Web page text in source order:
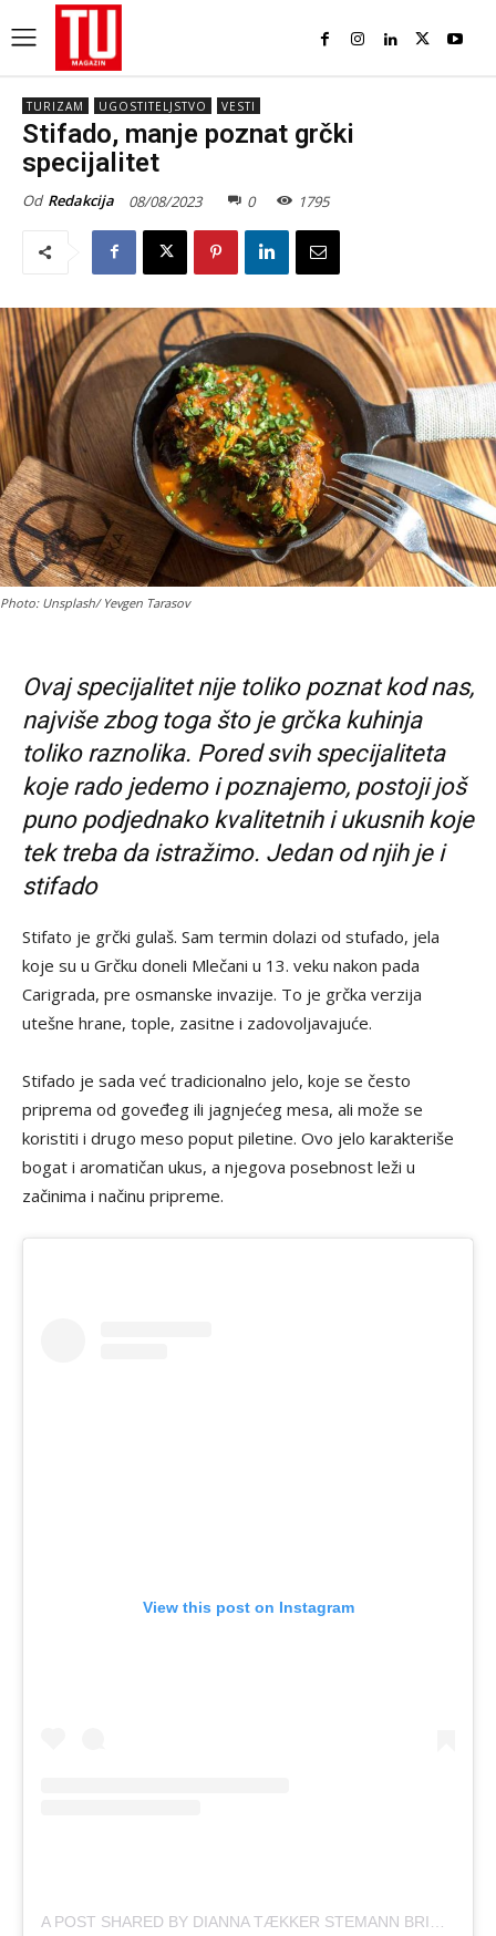
TURIZAM UGOSTITELJSTVO VESTI
Stifado, manje poznat grčki
specijalitet
Od Redakcija 08/08/2023 0 1795
Photo: Unsplash/ Yevgen Tarasov
Ovaj specijalitet nije toliko poznat kod nas,
najviše zbog toga što je grčka kuhinja
toliko raznolika. Pored svih specijaliteta
koje rado jedemo i poznajemo, postoji još
puno podjednako kvalitetnih i ukusnih koje
tek treba da istražimo. Jedan od njih je i
stifado
Stifato je grčki gulaš. Sam termin dolazi od stufado, jela
koje su u Grčku doneli Mlečani u 13. veku nakon pada
Carigrada, pre osmanske invazije. To je grčka verzija
utešne hrane, tople, zasitne i zadovoljavajuće.
Stifado je sada već tradicionalno jelo, koje se često
priprema od goveđeg ili jagnjećeg mesa, ali može se
koristiti i drugo meso poput piletine. Ovo jelo karakteriše
bogat i aromatičan ukus, a njegova posebnost leži u
začinima i načinu pripreme.
View this post on Instagram